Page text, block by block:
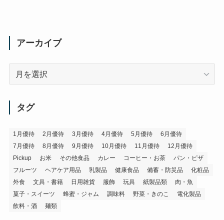
アーカイブ
タグ
1月優待 2月優待 3月優待 4月優待 5月優待
6月優待
7月優待
8月優待 9月優待 10月優待 11月優待
12月優待
Pickup
お米 その他食品 カレー コーヒー・お茶
パン・ピザ
フルーツ
ヘアケア用品 乳製品 健康食品 備蓄・防災品
化粧品
外食
文具・書籍 日用雑貨 服飾 玩具 紙製品類
肉・魚
菓子・スイーツ
蜂蜜・ジャム 調味料 野菜・きのこ
電化製品
飲料・酒
麺類